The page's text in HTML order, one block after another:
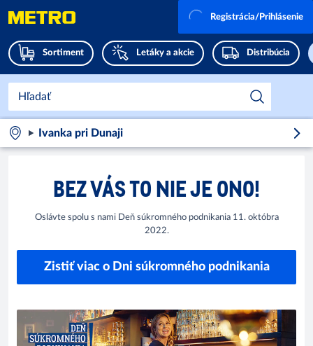
Sortiment Letáky a akcie Distribúcia
Registrácia/Prihlásenie
Ivanka pri Dunaji
BEZ VÁS TO NIE JE ONO!
Oslávte spolu s nami Deň súkromného podnikania 11. októbra
2022.
Zistiť viac o Dni súkromného podnikania